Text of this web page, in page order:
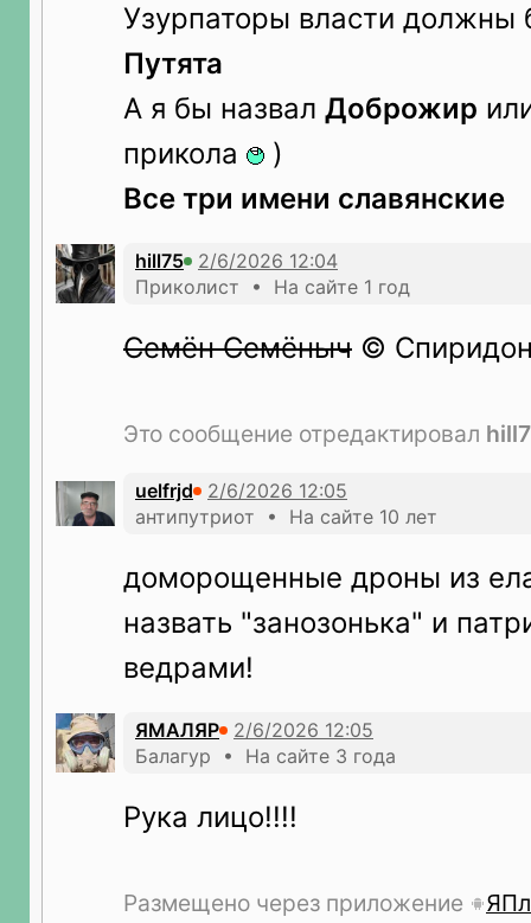
Узурпаторы власти должны
Путята
А я бы назвал Доброжир
прикола
)
Все три имени славянские
hill75
Приколист • На сайте 1 год
Семён Семёныч ©
Это сообщение отредактировал
uelfrjd
антипутриот • На сайте 10 лет
доморощенные дроны из
назвать "занозонька" и
ведрами!
ЯМАЛЯР
Балагур • На сайте 3 года
Рука лицо!!!!
Размещено через приложение